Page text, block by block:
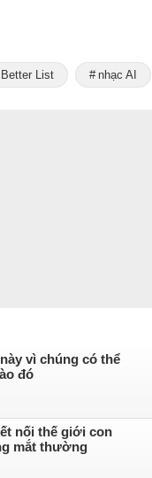
Better List nhạc AI
vì chúng có thể
đó
nối thế giới con
mắt thường